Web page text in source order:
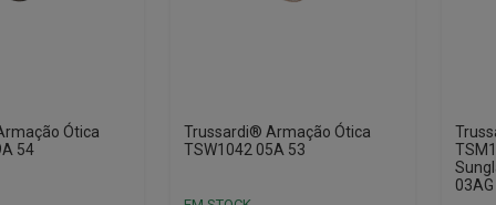
Ótica
54
Trussardi® Armação Ótica
TSW1042 05A 53